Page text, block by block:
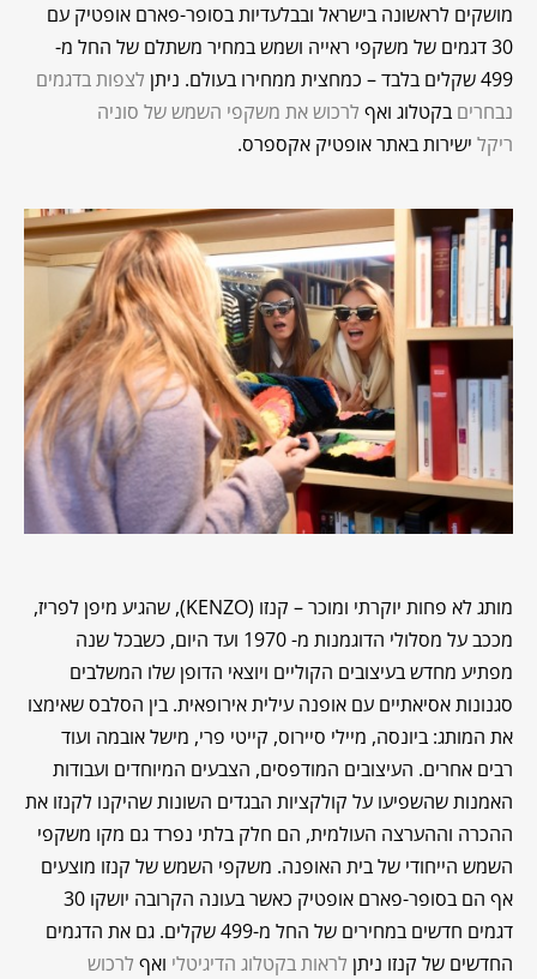
מושקים לראשונה בישראל ובבלעדיות בסופר-פארם אופטיק עם
30 דגמים של משקפי ראייה ושמש במחיר משתלם של החל מ-
499 שקלים בלבד – כמחצית ממחירו בעולם. ניתן
לצפות בדגמים
נבחרים בקטלוג ואף לרכוש את משקפי השמש של סוניה
ריקל ישירות באתר אופטיק אקספרס.
מותג לא פחות יוקרתי ומוכר – קנזו (KENZO), שהגיע מיפן לפריז,
מככב על מסלולי הדוגמנות מ- 1970 ועד היום, כשבכל שנה
מפתיע מחדש בעיצובים הקוליים ויוצאי הדופן שלו המשלבים
סגנונות אסיאתיים עם אופנה עילית אירופאית. בין הסלבס שאימצו
את המותג: ביונסה, מיילי סיירוס, קייטי פרי, מישל אובמה ועוד
רבים אחרים. העיצובים המודפסים, הצבעים המיוחדים ועבודות
האמנות שהשפיעו על קולקציות הבגדים השונות שהיקנו לקנזו את
ההכרה וההערצה העולמית, הם חלק בלתי נפרד גם מקו משקפי
השמש הייחודי של בית האופנה. משקפי השמש של קנזו מוצעים
אף הם בסופר-פארם אופטיק כאשר בעונה הקרובה יושקו 30
דגמים חדשים במחירים של החל מ-499 שקלים. גם את הדגמים
החדשים של קנזו ניתן לראות בקטלוג הדיגיטלי ואף לרכוש